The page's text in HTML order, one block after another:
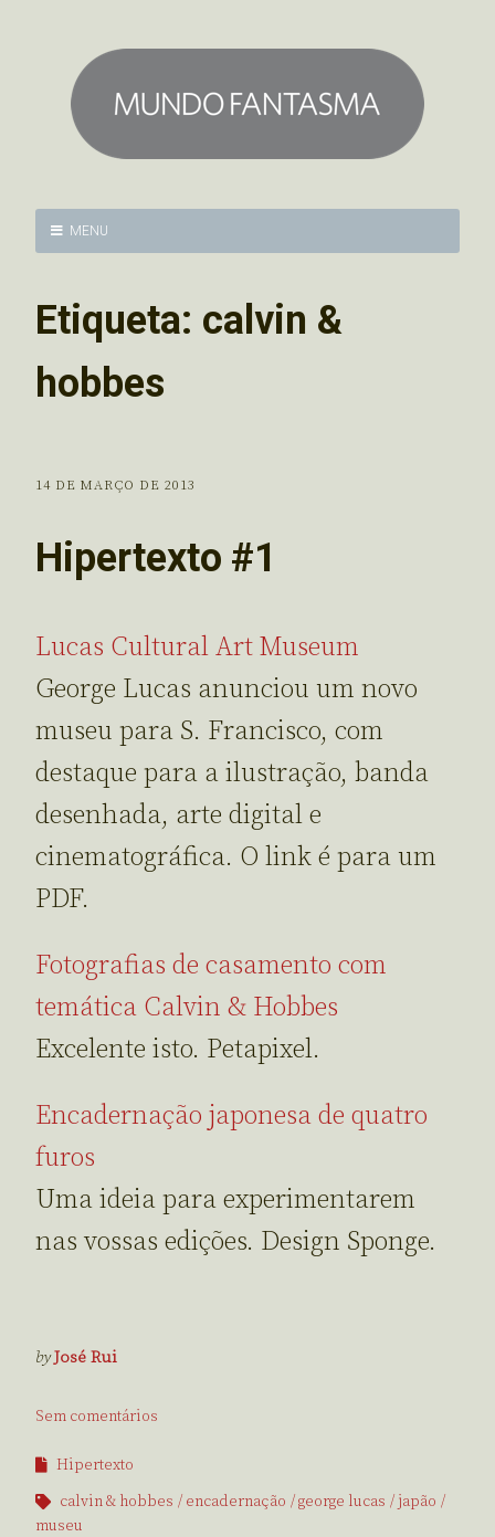
MENU
Etiqueta: calvin &
hobbes
14 DE MARÇO DE 2013
Hipertexto #1
Lucas Cultural Art Museum
George Lucas anunciou um novo
museu para S. Francisco, com
destaque para a ilustração, banda
desenhada, arte digital e
cinematográfica. O link é para um
PDF.
Fotografias de casamento com
temática Calvin & Hobbes
Excelente isto. Petapixel.
Encadernação japonesa de quatro
furos
Uma ideia para experimentarem
nas vossas edições. Design Sponge.
byJosé Rui
Sem comentários
Hipertexto
calvin & hobbes
encadernação george lucas
japão
museu